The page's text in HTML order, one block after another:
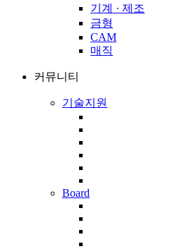
기계 · 제조
금형
CAM
매직
커뮤니티
기술지원
Board